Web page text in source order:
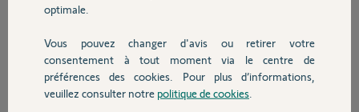
Devis avec un pro
Contact
Réponses
Bonjour
optimale.
Vous pouvez changer d'avis ou retirer votre
consentement à tout moment via le centre de
préférences des cookies. Pour plus d’informations,
veuillez consulter notre politique de cookies